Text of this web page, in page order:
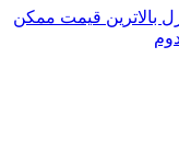
بالاترین قیمت ممکن